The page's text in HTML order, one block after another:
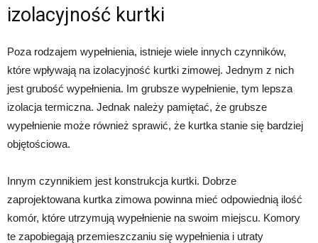
izolacyjność kurtki
Poza rodzajem wypełnienia, istnieje wiele innych czynników,
które wpływają na izolacyjność kurtki zimowej. Jednym z nich
jest grubość wypełnienia. Im grubsze wypełnienie, tym lepsza
izolacja termiczna. Jednak należy pamiętać, że grubsze
wypełnienie może również sprawić, że kurtka stanie się bardziej
objętościowa.
Innym czynnikiem jest konstrukcja kurtki. Dobrze
zaprojektowana kurtka zimowa powinna mieć odpowiednią ilość
komór, które utrzymują wypełnienie na swoim miejscu. Komory
te zapobiegają przemieszczaniu się wypełnienia i utraty